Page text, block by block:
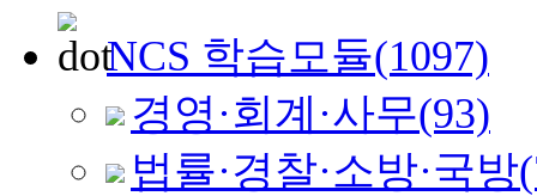
NCS 학습모듈(1097)
경영·회계·사무(93)
법률·경찰·소방·국방